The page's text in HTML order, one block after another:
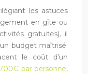
les astuces
en gîte ou
gratuites), il
budget maîtrisé.
le coût d’un
par personne,